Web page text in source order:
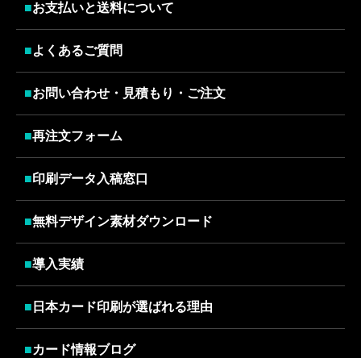
■お支払いと送料について
■よくあるご質問
■お問い合わせ・見積もり・ご注文
■再注文フォーム
■印刷データ入稿窓口
■無料デザイン素材ダウンロード
■導入実績
■ 日本カード印刷が選ばれる理由
■カード情報ブログ